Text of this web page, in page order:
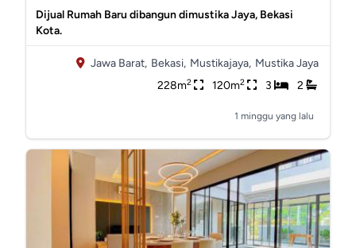
Dijual Rumah Baru dibangun dimustika Jaya, Bekasi
Kota.
Jawa Barat, Bekasi, Mustikajaya, Mustika Jaya
228m2 120m2 3 2
1 minggu yang lalu